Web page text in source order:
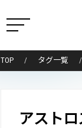
TOP タグ一覧
アスト